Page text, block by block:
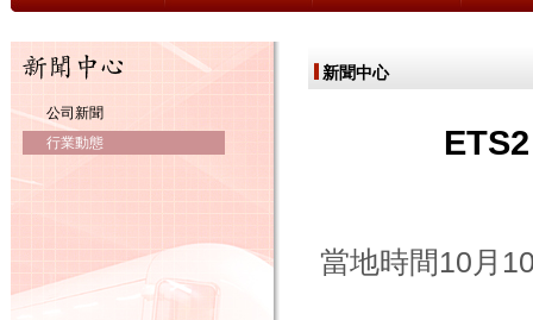
公司新聞
行業動態
新聞中心
當地時間10月